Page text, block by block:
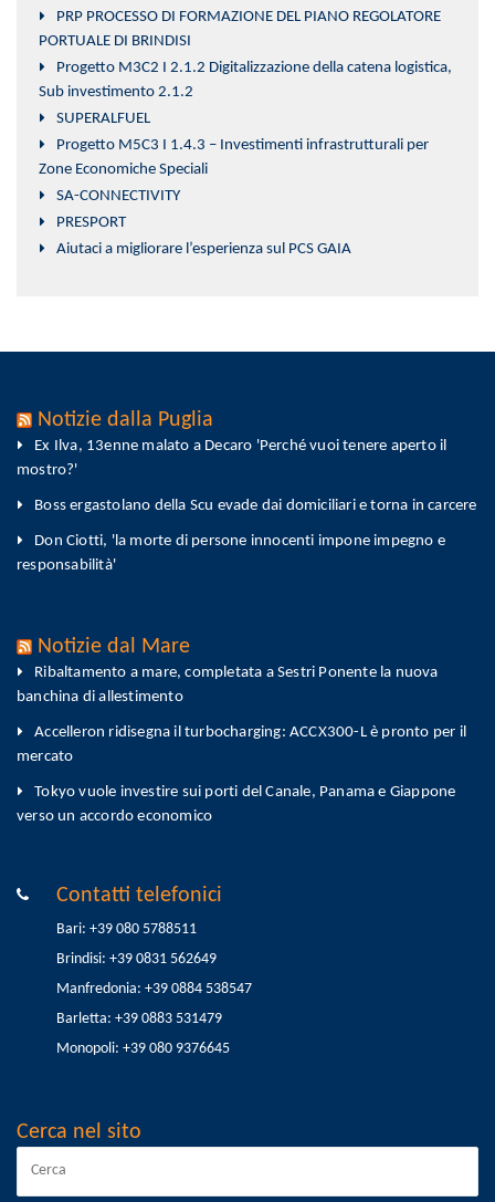
PRP PROCESSO DI FORMAZIONE DEL PIANO REGOLATORE
PORTUALE DI BRINDISI
Progetto M3C2 I 2.1.2 Digitalizzazione della catena logistica,
Sub investimento 2.1.2
SUPERALFUEL
Progetto M5C3 I 1.4.3 – Investimenti infrastrutturali per
Zone Economiche Speciali
SA-CONNECTIVITY
PRESPORT
Aiutaci a migliorare l’esperienza sul PCS GAIA
Notizie dalla Puglia
Ex Ilva, 13enne malato a Decaro 'Perché vuoi tenere aperto il
mostro?'
Boss ergastolano della Scu evade dai domiciliari e torna in carcere
Don Ciotti, 'la morte di persone innocenti impone impegno e
responsabilità'
Notizie dal Mare
Ribaltamento a mare, completata a Sestri Ponente la nuova
banchina di allestimento
Accelleron ridisegna il turbocharging: ACCX300-L è pronto per il
mercato
Tokyo vuole investire sui porti del Canale, Panama e Giappone
verso un accordo economico
Contatti telefonici
Bari: +39 080 5788511
Brindisi: +39 0831 562649
Manfredonia: +39 0884 538547
Barletta: +39 0883 531479
Monopoli: +39 080 9376645
Cerca nel sito